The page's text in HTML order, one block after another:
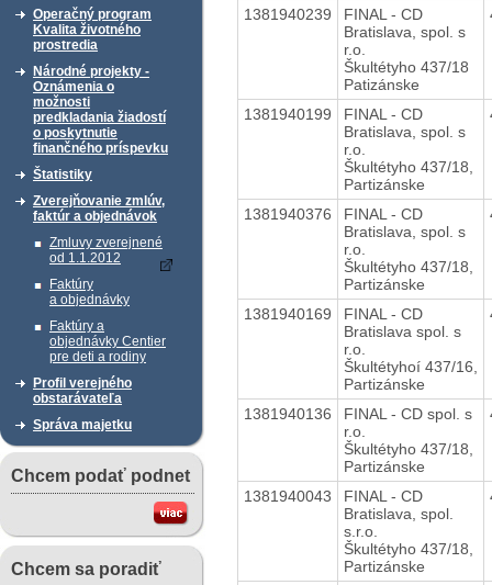
Operačný program
Kvalita životného
prostredia
Národné projekty -
Oznámenia o
možnosti
predkladania žiadostí
o poskytnutie
finančného príspevku
Štatistiky
Zverejňovanie zmlúv,
faktúr a objednávok
Zmluvy zverejnené
od 1.1.2012
Faktúry
a objednávky
Faktúry a
objednávky Centier
pre deti a rodiny
Profil verejného
obstarávateľa
Správa majetku
Chcem podať podnet
Chcem sa poradiť
1381940239
FINAL - CD
Bratislava, spol. s
r.o.
Škultétyho 437/18
Patizánske
1381940199
FINAL - CD
Bratislava, spol. s
r.o.
Škultétyho 437/18,
Partizánske
1381940376
FINAL - CD
Bratislava, spol. s
r.o.
Škultétyho 437/18,
Partizánske
1381940169
FINAL - CD
Bratislava spol. s
r.o.
Škultétyhoí 437/16,
Partizánske
1381940136
FINAL - CD spol. s
r.o.
Škultétyho 437/18,
Partizánske
1381940043
FINAL - CD
Bratislava, spol.
s.r.o.
Škultétyho 437/18,
Partizánske